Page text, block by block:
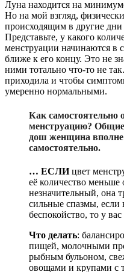
Луна находится на
Но на мой взгляд,
происходящим в другие дни
Представьте, у какого
менструации начинаются в
ближе к его концу. Это не
ними тотально что-то не
приходила и чтобы
умеренно нормальными.
Как самостоятельно
менструацию? Общие
дош женщина вполне
самостоятельно.
… ЕСЛИцвет
её количество меньше
незначительный, она
сильные спазмы, если
беспокойство, то у
Что делать:
пищей, молочными
рыбным бульоном,
овощами и крупами с